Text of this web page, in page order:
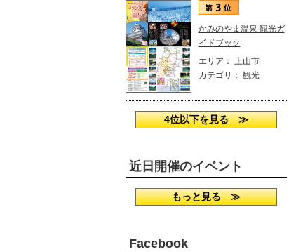
かみのやま温泉 観光ガ
イドブック
エリア： 上山市
カテゴリ： 観光
4位以下を見る ≫
近日開催のイベント
もっと見る ≫
Facebook